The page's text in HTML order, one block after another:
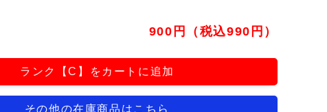
900円（税込990円）
ランク【C】をカートに追加
その他の在庫商品はこちら